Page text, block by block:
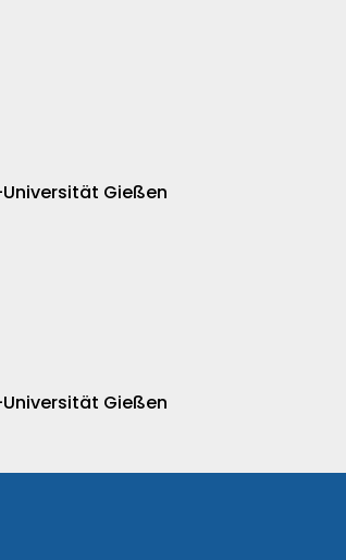
Gießen
Gießen